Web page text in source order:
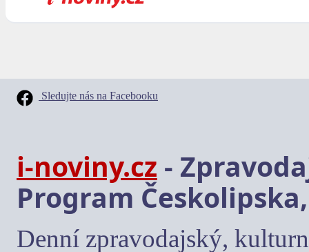
Sledujte nás na Facebooku
i-noviny.cz -
Program
Denní zpravodajský,